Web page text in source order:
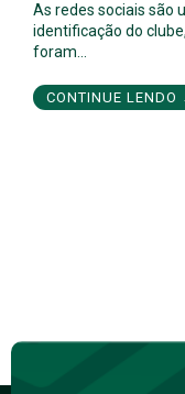
As redes sociais são
identificação do
foram…
CONTINUE LENDO